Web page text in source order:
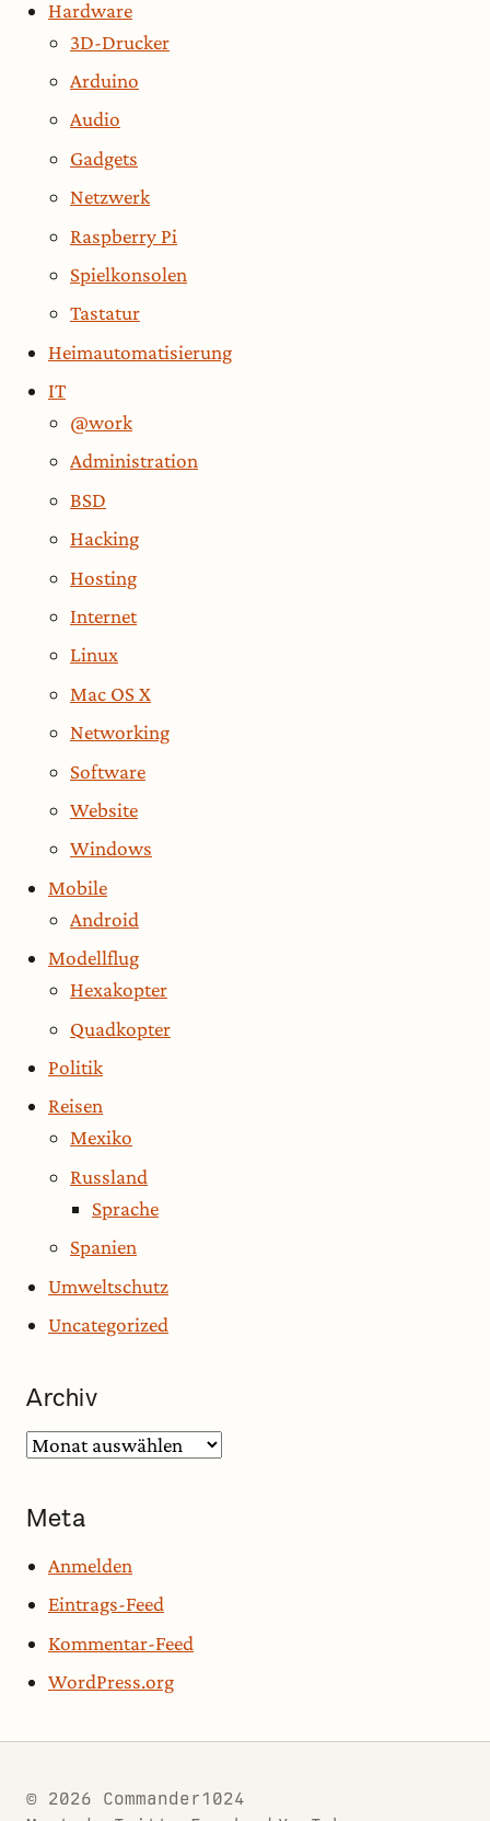
Hardware
3D-Drucker
Arduino
Audio
Gadgets
Netzwerk
Raspberry Pi
Spielkonsolen
Tastatur
Heimautomatisierung
IT
@work
Administration
BSD
Hacking
Hosting
Internet
Linux
Mac OS X
Networking
Software
Website
Windows
Mobile
Android
Modellflug
Hexakopter
Quadkopter
Politik
Reisen
Mexiko
Russland
Sprache
Spanien
Umweltschutz
Uncategorized
Archiv
Archiv
Meta
Anmelden
Eintrags-Feed
Kommentar-Feed
WordPress.org
© 2026 Commander1024